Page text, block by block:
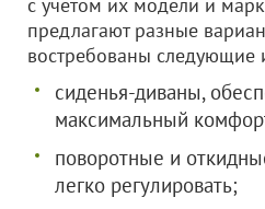
предлагают разные
востребованы следующие
сиденья-диваны,
максимальный
поворотные и
легко регулировать;